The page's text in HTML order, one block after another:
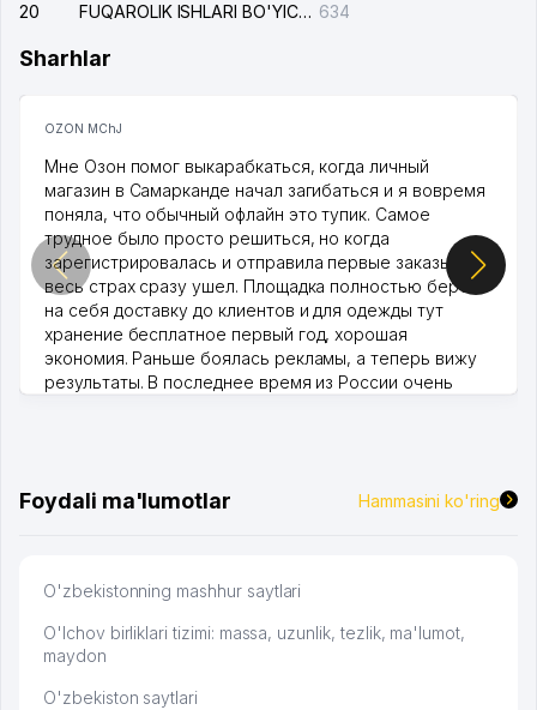
20
FUQAROLIK ISHLARI BO'YICHA UCH-TEPA TUMANI SUDI 634
Sharhlar
OZON MChJ
Мне Озон помог выкарабкаться, когда личный
магазин в Самарканде начал загибаться и я вовремя
поняла, что обычный офлайн это тупик. Самое
трудное было просто решиться, но когда
зарегистрировалась и отправила первые заказы,
весь страх сразу ушел. Площадка полностью берет
на себя доставку до клиентов и для одежды тут
хранение бесплатное первый год, хорошая
экономия. Раньше боялась рекламы, а теперь вижу
результаты. В последнее время из России очень
Foydali ma'lumotlar Hammasini ko'ring
O'zbekistonning mashhur saytlari
O'lchov birliklari tizimi: massa, uzunlik, tezlik, ma'lumot,
maydon
O'zbekiston saytlari